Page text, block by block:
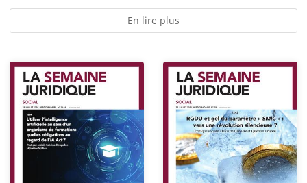
En lire plus